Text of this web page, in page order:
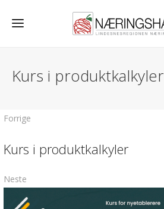
Kurs i produktkalkyler
Forrige
Kurs i produktkalkyler
Neste